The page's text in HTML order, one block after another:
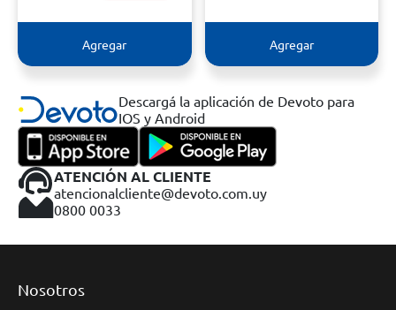
Agregar Agregar
Descargá la aplicación de Devoto para
IOS y Android
ATENCIÓN AL CLIENTE
atencionalcliente@devoto.com.uy
0800 0033
Nosotros